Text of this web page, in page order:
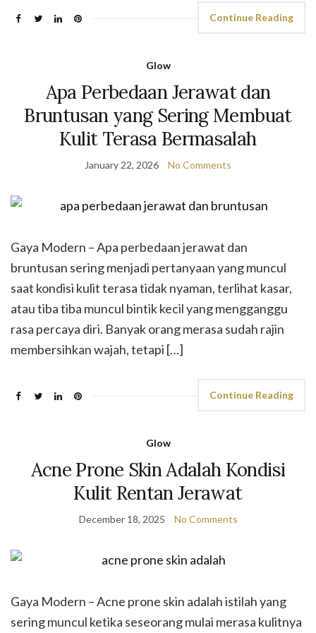
Continue Reading
Glow
Apa Perbedaan Jerawat dan
Bruntusan yang Sering Membuat
Kulit Terasa Bermasalah
January 22, 2026 No Comments
Gaya Modern – Apa perbedaan jerawat dan
bruntusan sering menjadi pertanyaan yang muncul
saat kondisi kulit terasa tidak nyaman, terlihat kasar,
atau tiba tiba muncul bintik kecil yang mengganggu
rasa percaya diri. Banyak orang merasa sudah rajin
membersihkan wajah, tetapi […]
Continue Reading
Glow
Acne Prone Skin Adalah Kondisi
Kulit Rentan Jerawat
December 18, 2025 No Comments
Gaya Modern – Acne prone skin adalah istilah yang
sering muncul ketika seseorang mulai merasa kulitnya